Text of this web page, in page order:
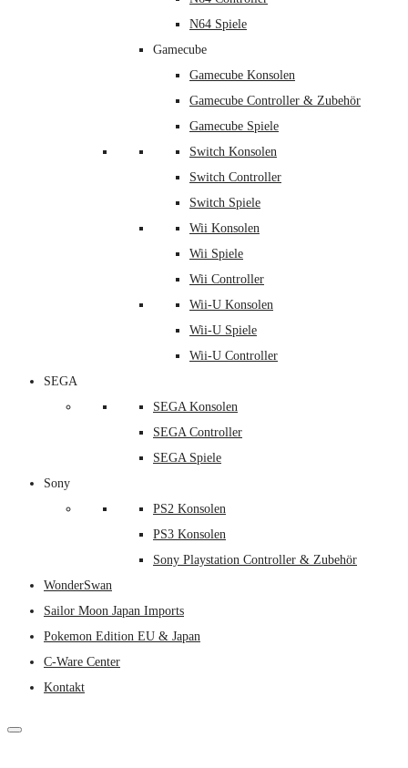
N64 Spiele
Gamecube
Gamecube Konsolen
Gamecube Controller & Zubehör
Gamecube Spiele
Switch Konsolen
Switch Controller
Switch Spiele
Wii Konsolen
Wii Spiele
Wii Controller
Wii-U Konsolen
Wii-U Spiele
Wii-U Controller
SEGA
SEGA Konsolen
SEGA Controller
SEGA Spiele
Sony
PS2 Konsolen
PS3 Konsolen
Sony Playstation Controller & Zubehör
WonderSwan
Sailor Moon Japan Imports
Pokemon Edition EU & Japan
C-Ware Center
Kontakt